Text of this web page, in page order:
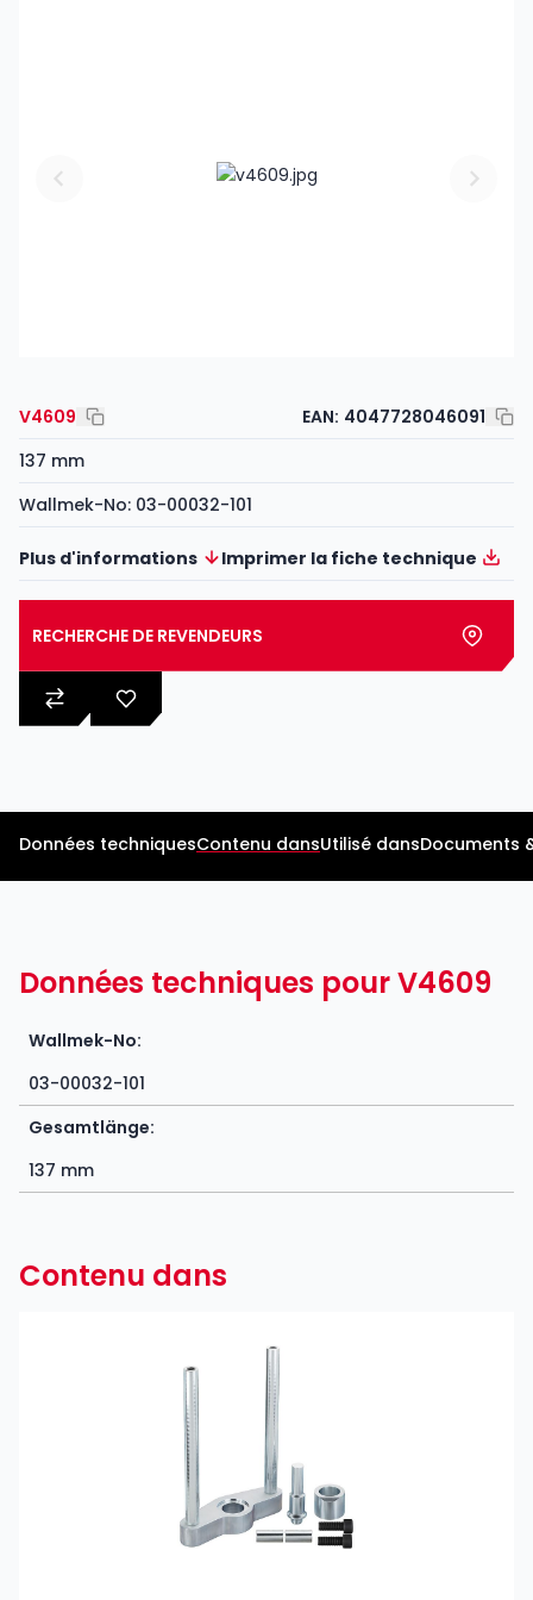
V4609 EAN: 4047728046091
137 mm
Wallmek-No: 03-00032-101
Plus d'informations Imprimer la fiche technique
RECHERCHE DE REVENDEURS
Données techniquesContenu dansUtilisé dansDocuments
Données techniques pour V4609
Wallmek-No:
03-00032-101
Gesamtlänge:
137 mm
Contenu dans